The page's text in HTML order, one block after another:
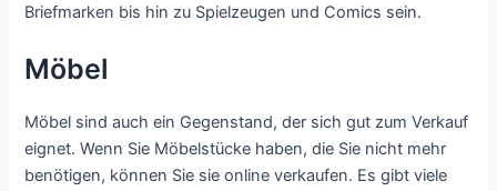
Briefmarken bis hin zu Spielzeugen und Comics sein.
Möbel
Möbel sind auch ein Gegenstand, der sich gut zum Verkauf
eignet. Wenn Sie Möbelstücke haben, die Sie nicht mehr
benötigen, können Sie sie online verkaufen. Es gibt viele